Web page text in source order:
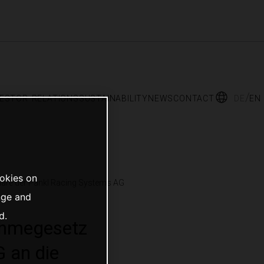
relationssustainabilitynewscontact en
der Pankl Racing Systems AG
die
on
and